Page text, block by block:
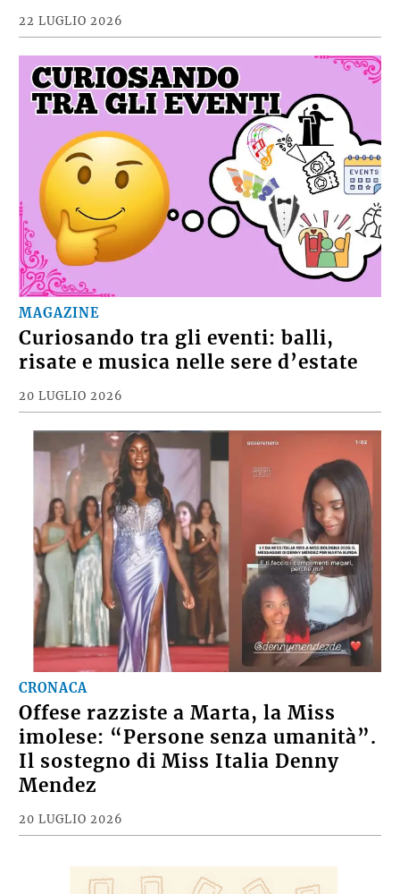
22 LUGLIO 2026
MAGAZINE
Curiosando tra gli eventi: balli,
risate e musica nelle sere d’estate
20 LUGLIO 2026
CRONACA
Offese razziste a Marta, la Miss
imolese: “Persone senza umanità”.
Il sostegno di Miss Italia Denny
Mendez
20 LUGLIO 2026